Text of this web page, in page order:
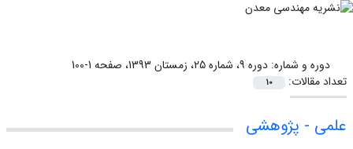
دوره و شماره:دوره 9، شماره 25، زمستان 1393، صفحه 1-100
تعداد مقالات:
10
علمی - پژوهشی